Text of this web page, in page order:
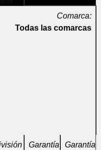
Comarca:
Todas las comarcas
Garantía
Garantía